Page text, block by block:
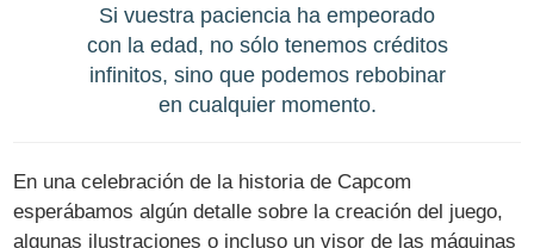
Si vuestra paciencia ha empeorado
con la edad, no sólo tenemos créditos
infinitos, sino que podemos rebobinar
en cualquier momento.
En una celebración de la historia de Capcom
esperábamos algún detalle sobre la creación del juego,
algunas ilustraciones o incluso un visor de las máquinas